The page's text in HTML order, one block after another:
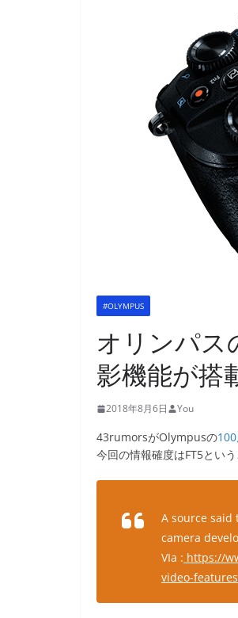
#OLYMPUS
オリンパス
影機能が搭
2018年8月6日 You
43rumorsがOlympusの
今回の情報確度はFT5とい
A source said
camera
VIa : https://
video-